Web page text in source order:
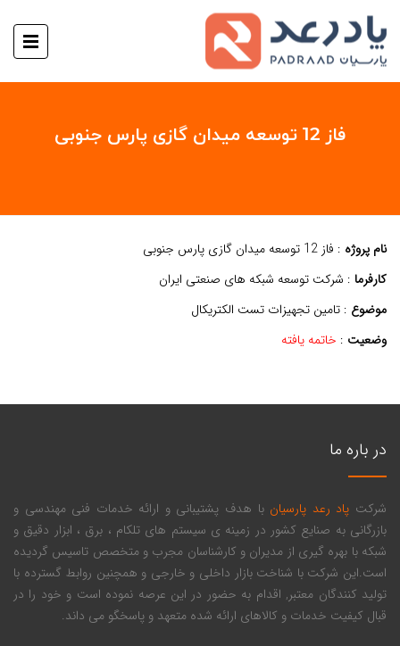
فاز 12 توسعه میدان گازی پارس جنوبی
نام پروژه : فاز 12 توسعه میدان گازی پارس جنوبی
کارفرما : شرکت توسعه شبکه های صنعتی ایران
موضوع : تامین تجهیزات تست الکتریکال
وضعیت : خاتمه یافته
در باره ما
شرکت پاد رعد پارسیان با هدف پشتیبانی و ارائه خدمات فنی مهندسی و
بازرگانی به صنایع کشور در زمینه ی سیستم های تلکام ، برق ، ابزار دقیق و
شبکه با بهره گیری از مدیران و کارشناسان مجرب و متخصص تاسیس گردیده
است.این شرکت با شناخت بازار داخلی و خارجی و همچنین روابط گسترده با
تولید کنندگان معتبر, اقدام به حضور در این عرصه نموده است و خود را در
قبال کیفیت خدمات و کالاهای ارائه شده متعهد و پاسخگو می داند.